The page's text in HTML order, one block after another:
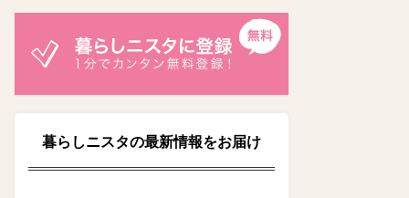
暮らしニスタの最新情報をお届け